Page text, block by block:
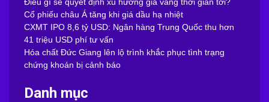
Cổ phiếu châu Á tăng khi giá dầu hạ nhiệt
CXMT IPO 8,6 tỷ USD: Ngân hàng Trung Quốc thu hơn
41 triệu USD phí tư vấn
Hóa chất Đức Giang lên lộ trình khắc phục tình trạng
chứng khoán bị cảnh báo
Danh mục